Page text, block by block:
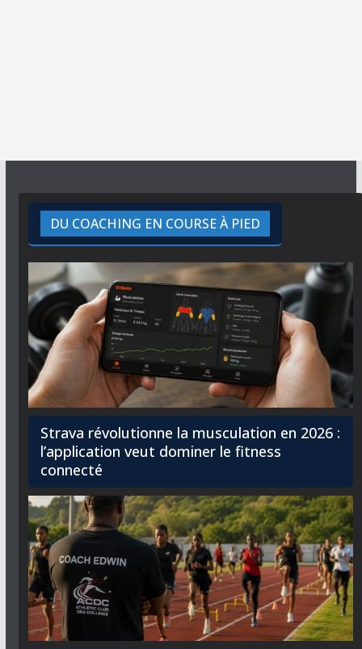
DU COACHING EN COURSE À PIED
Strava révolutionne la musculation en 2026 :
l’application veut dominer le fitness
connecté